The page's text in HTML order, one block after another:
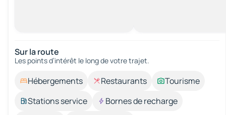
Sur la route
Les points d’intérêt le long de votre trajet.
Hébergements Restaurants
Tourisme
Stations service
Bornes de recharge